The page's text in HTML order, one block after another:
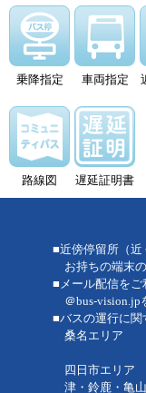
乗降指定 車両指定
路線図 遅延証明書
■近傍停留所（近
お持ちの端末の
■メール配信をご
＠bus-vision.jp
■バスの運行に関
桑名エリア
：八風
四日市エリ
津・鈴鹿・亀